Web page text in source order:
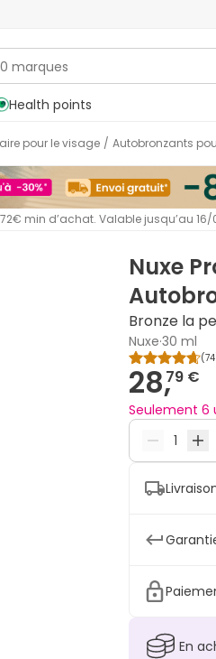
Health points
pour le visage / Autobronzants
72€ min d’achat. Valable jusqu’au
Nuxe
Bronze la
Nuxe·30 ml
(74
28,79 €
Seulement 6
En